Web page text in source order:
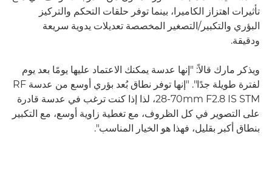
تأثيرات اهتزاز الكاميرا، بينما توفر حلقات التحكم والتركيز
البؤري والتكبير/التصغير المخصصة تعديلات يدوية سريعة
ودقيقة.
ويذكر مارك قالاً: "إنها عدسة يمكنك الاعتماد عليها يومًا بعد يوم
لفترة طويلة جدًا". "إنها توفر نطاق بُعد بؤري أوسع من عدسة RF
28-70mm F2.8 IS STM، لذا إذا كنت ترغب في عدسة قادرة
على التصوير في كل الظروف، مع تغطية زاوية أوسع، مع التكبير
بنطاق أكبر بقليل، فهذا هو الخيار المناسب".